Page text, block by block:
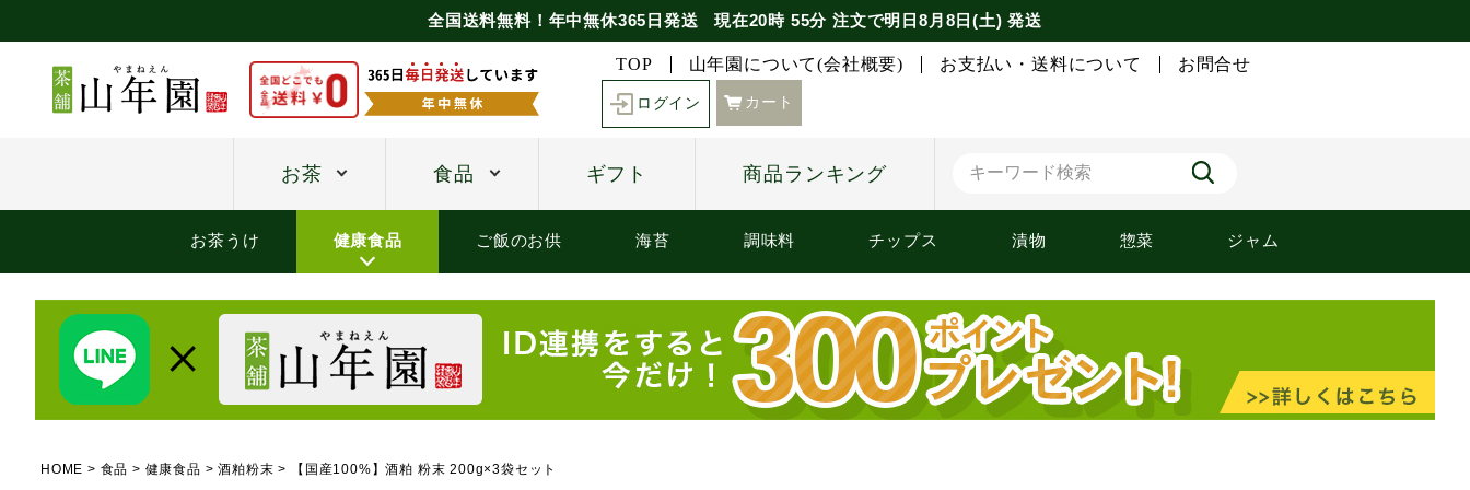
全国送料無料！年中無休365日発送 現在20時 55分 注文で明日8月8日(土) 発送
TOP 山年園について(会社概要) お支払い・送料について お問合せ
ログイン カート
お茶 食品 ギフト 商品ランキング
お茶うけ 健康食品 ご飯のお供 海苔 調味料 チップス 漬物 惣菜 ジャム
HOME 食品 健康食品 酒粕粉末 【国産100%】酒粕 粉末 200g×3袋セット